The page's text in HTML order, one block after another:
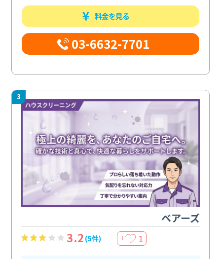
料金を見る
03-6632-7701
3
ベアーズ
3.2 (5件) ＋ 1